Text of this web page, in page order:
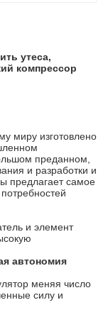
утеса,
компрессор
миру изготовлено
преданном,
и разработки и
предлагает самое
и элемент
автономия
меняя число
силу и